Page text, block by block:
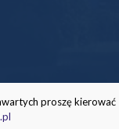
proszę kierować